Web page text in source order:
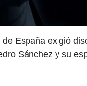
España exigió
Sánchez y su